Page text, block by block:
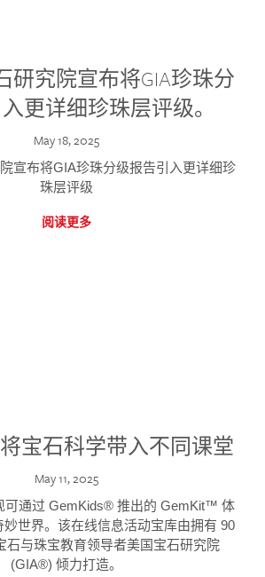
研究院宣布将GIA珍珠分
更详细珍珠层评级。
May 18, 2025
宣布将GIA珍珠分级报告引入更详细珍
珠层评级
阅读更多
将宝石科学带入不同课堂
May 11, 2025
可通过 GemKids® 推出的 GemKit™ 体
世界。该在线信息活动宝库由拥有 90
石与珠宝教育领导者美国宝石研究院
(GIA®) 倾力打造。